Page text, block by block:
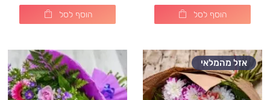
הוסף לסל הוסף לסל
אזל מהמלאי